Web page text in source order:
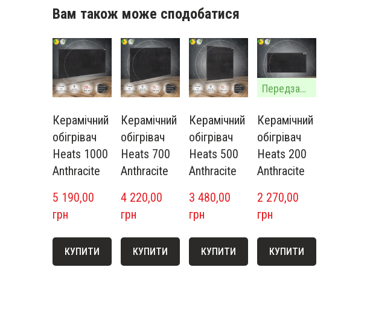
Вам також може сподобатися
Керамічний
обігрівач
Heats 1000
Anthracite
5 190,00
грн
КУПИТИ
Керамічний
обігрівач
Heats 700
Anthracite
4 220,00
грн
КУПИТИ
Керамічний
обігрівач
Heats 500
Anthracite
3 480,00
грн
КУПИТИ
Передзамовлення
Керамічний
обігрівач
Heats 200
Anthracite
2 270,00
грн
КУПИТИ